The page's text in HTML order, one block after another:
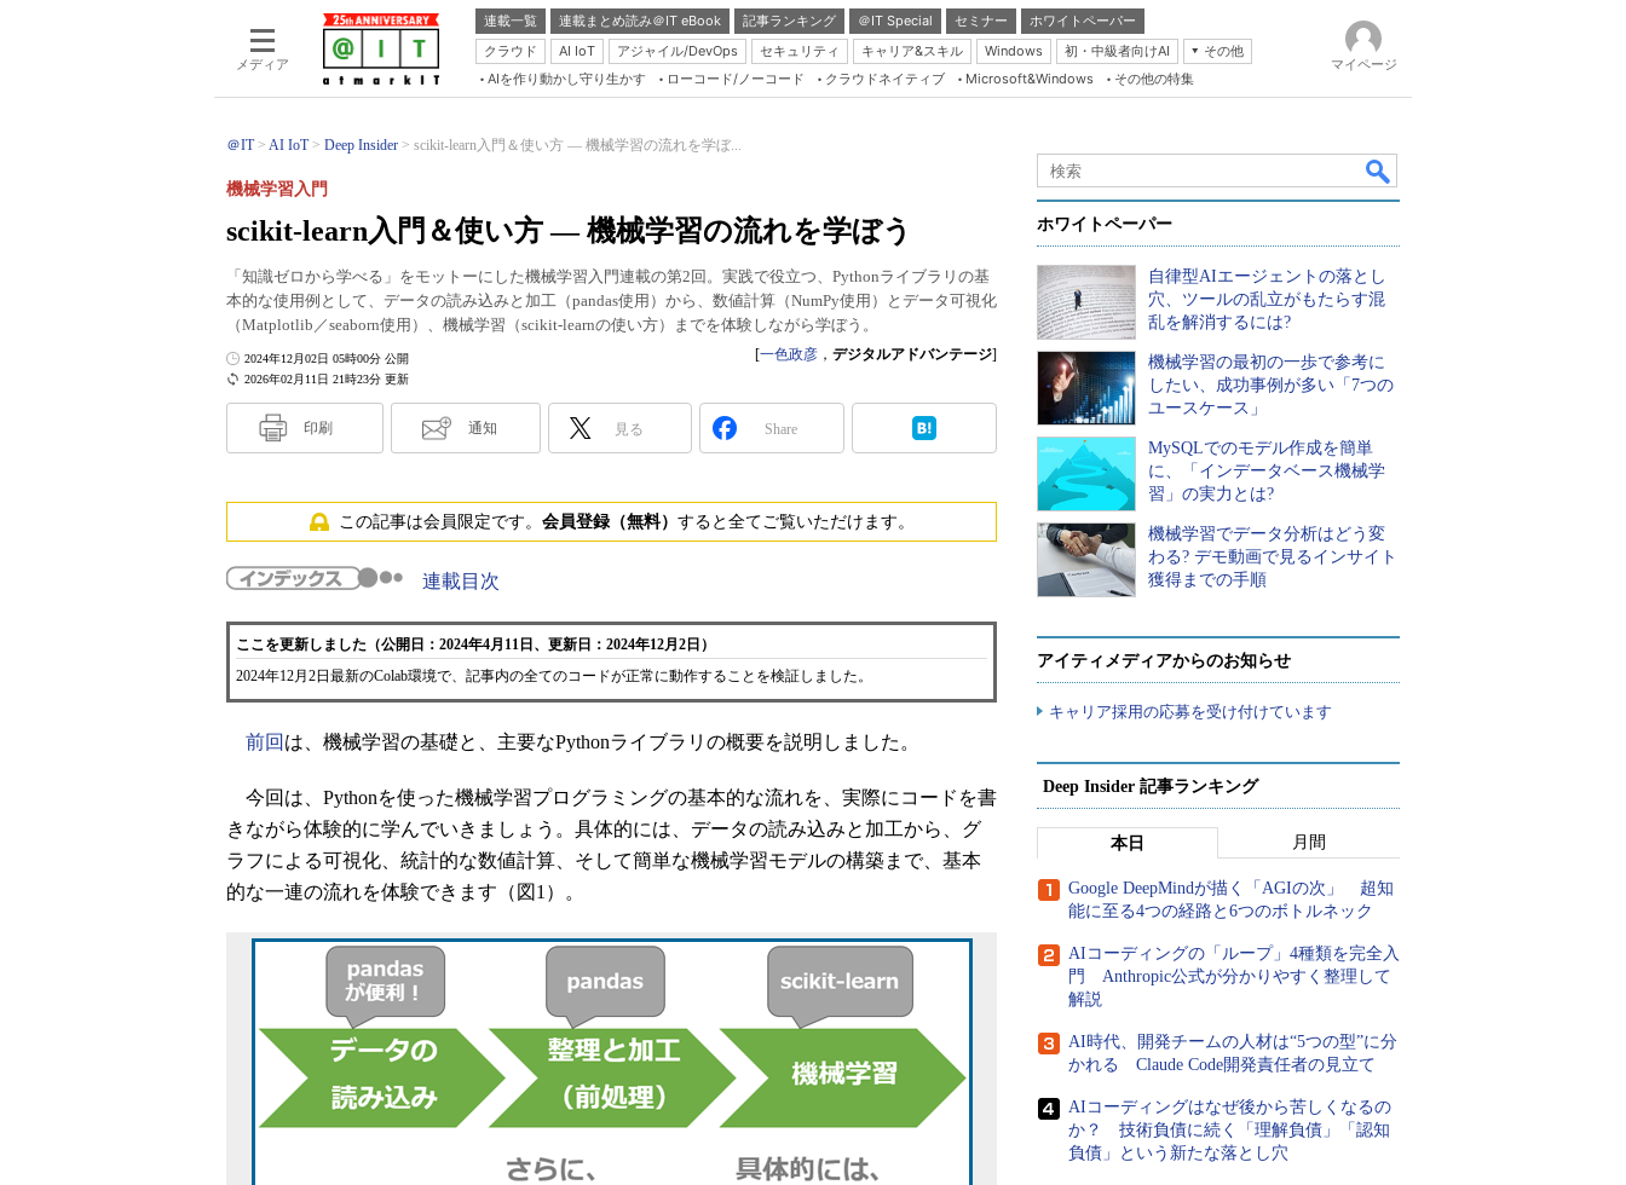
メディア
連載一覧 連載まとめ読み＠IT eBook 記事ランキング ＠IT Special セミナー
ホワイトペーパー
クラウド
AI IoT アジャイル/DevOps セキュリティ キャリア&スキル Windows 初・中級者向けAI
その他
Server & Storage
Database Expert
Master of IP Network
Security & Trust
AIを作り動かし守り生かす ローコード/ノーコード クラウドネイティブ Microsoft&Windows その他の特集
マイページ
＠IT AI IoT Deep Insider scikit-learn入門＆使い方 ― 機械学習の流れを学ぼ...
scikit-learn入門＆使い方 ― 機械学習の流れを学ぼう
機械学習入門
「知識ゼロから学べる」をモットーにした機械学習入門連載の第2回。実践で役立つ、Pythonライブラリの基
本的な使用例として、データの読み込みと加工（pandas使用）から、数値計算（NumPy使用）とデータ可視化
（Matplotlib／seaborn使用）、機械学習（scikit-learnの使い方）までを体験しながら学ぼう。
2026年02月11日 21時23分 更新
2024年12月02日 05時00分 公開 [一色政彦 ， デジタルアドバンテージ]
印刷 通知 見る Share
この記事は会員限定です。 会員登録（無料） すると全てご覧いただけます。
連載目次
ここを更新しました（公開日：2024年4月11日、更新日：2024年12月2日）
2024年12月2日最新のColab環境で、記事内の全てのコードが正常に動作することを検証しました。
前回 は、機械学習の基礎と、主要なPythonライブラリの概要を説明しました。
今回は、Pythonを使った機械学習プログラミングの基本的な流れを、実際にコードを書
きながら体験的に学んでいきましょう。具体的には、データの読み込みと加工から、グ
ラフによる可視化、統計的な数値計算、そして簡単な機械学習モデルの構築まで、基本
的な一連の流れを体験できます（図1）。
ホワイトペーパー
自律型AIエージェントの落とし
穴、ツールの乱立がもたらす混
乱を解消するには?
機械学習の最初の一歩で参考に
したい、成功事例が多い「7つの
ユースケース」
MySQLでのモデル作成を簡単
に、「インデータベース機械学
習」の実力とは?
機械学習でデータ分析はどう変
わる? デモ動画で見るインサイト
獲得までの手順
アイティメディアからのお知らせ
キャリア採用の応募を受け付けています
Deep Insider 記事ランキング
本日 月間
Google DeepMindが描く「AGIの次」 超知
能に至る4つの経路と6つのボトルネック
AIコーディングの「ループ」4種類を完全入
門 Anthropic公式が分かりやすく整理して
解説
AI時代、開発チームの人材は“5つの型”に分
かれる Claude Code開発責任者の見立て
AIコーディングはなぜ後から苦しくなるの
か？ 技術負債に続く「理解負債」「認知
負債」という新たな落とし穴